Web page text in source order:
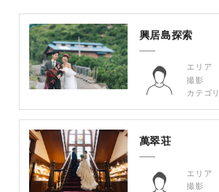
興居島探索
エリア
撮影
カテゴリ
萬翠荘
エリア
撮影